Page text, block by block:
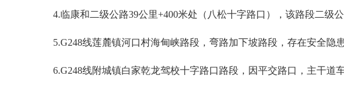
4.临康和二级公路39公里+400米处（八松十字路口），该路段二级
5.G248线莲麓镇河口村海甸峡路段，弯路加下坡路段，存在安全隐患
6.G248线附城镇白家乾龙驾校十字路口路段，因平交路口，主干道